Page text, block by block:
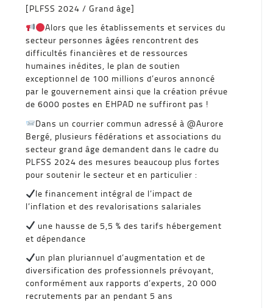
[PLFSS 2024 / Grand âge]
Alors que les établissements et services du
secteur personnes âgées rencontrent des
difficultés financières et de ressources
humaines inédites, le plan de soutien
exceptionnel de 100 millions d’euros annoncé
par le gouvernement ainsi que la création prévue
de 6000 postes en EHPAD ne suffiront pas !
Dans un courrier commun adressé à @Aurore
Bergé, plusieurs fédérations et associations du
secteur grand âge demandent dans le cadre du
PLFSS 2024 des mesures beaucoup plus fortes
pour soutenir le secteur et en particulier :
le financement intégral de l’impact de
l’inflation et des revalorisations salariales
une hausse de 5,5 % des tarifs hébergement
et dépendance
un plan pluriannuel d’augmentation et de
diversification des professionnels prévoyant,
conformément aux rapports d’experts, 20 000
recrutements par an pendant 5 ans